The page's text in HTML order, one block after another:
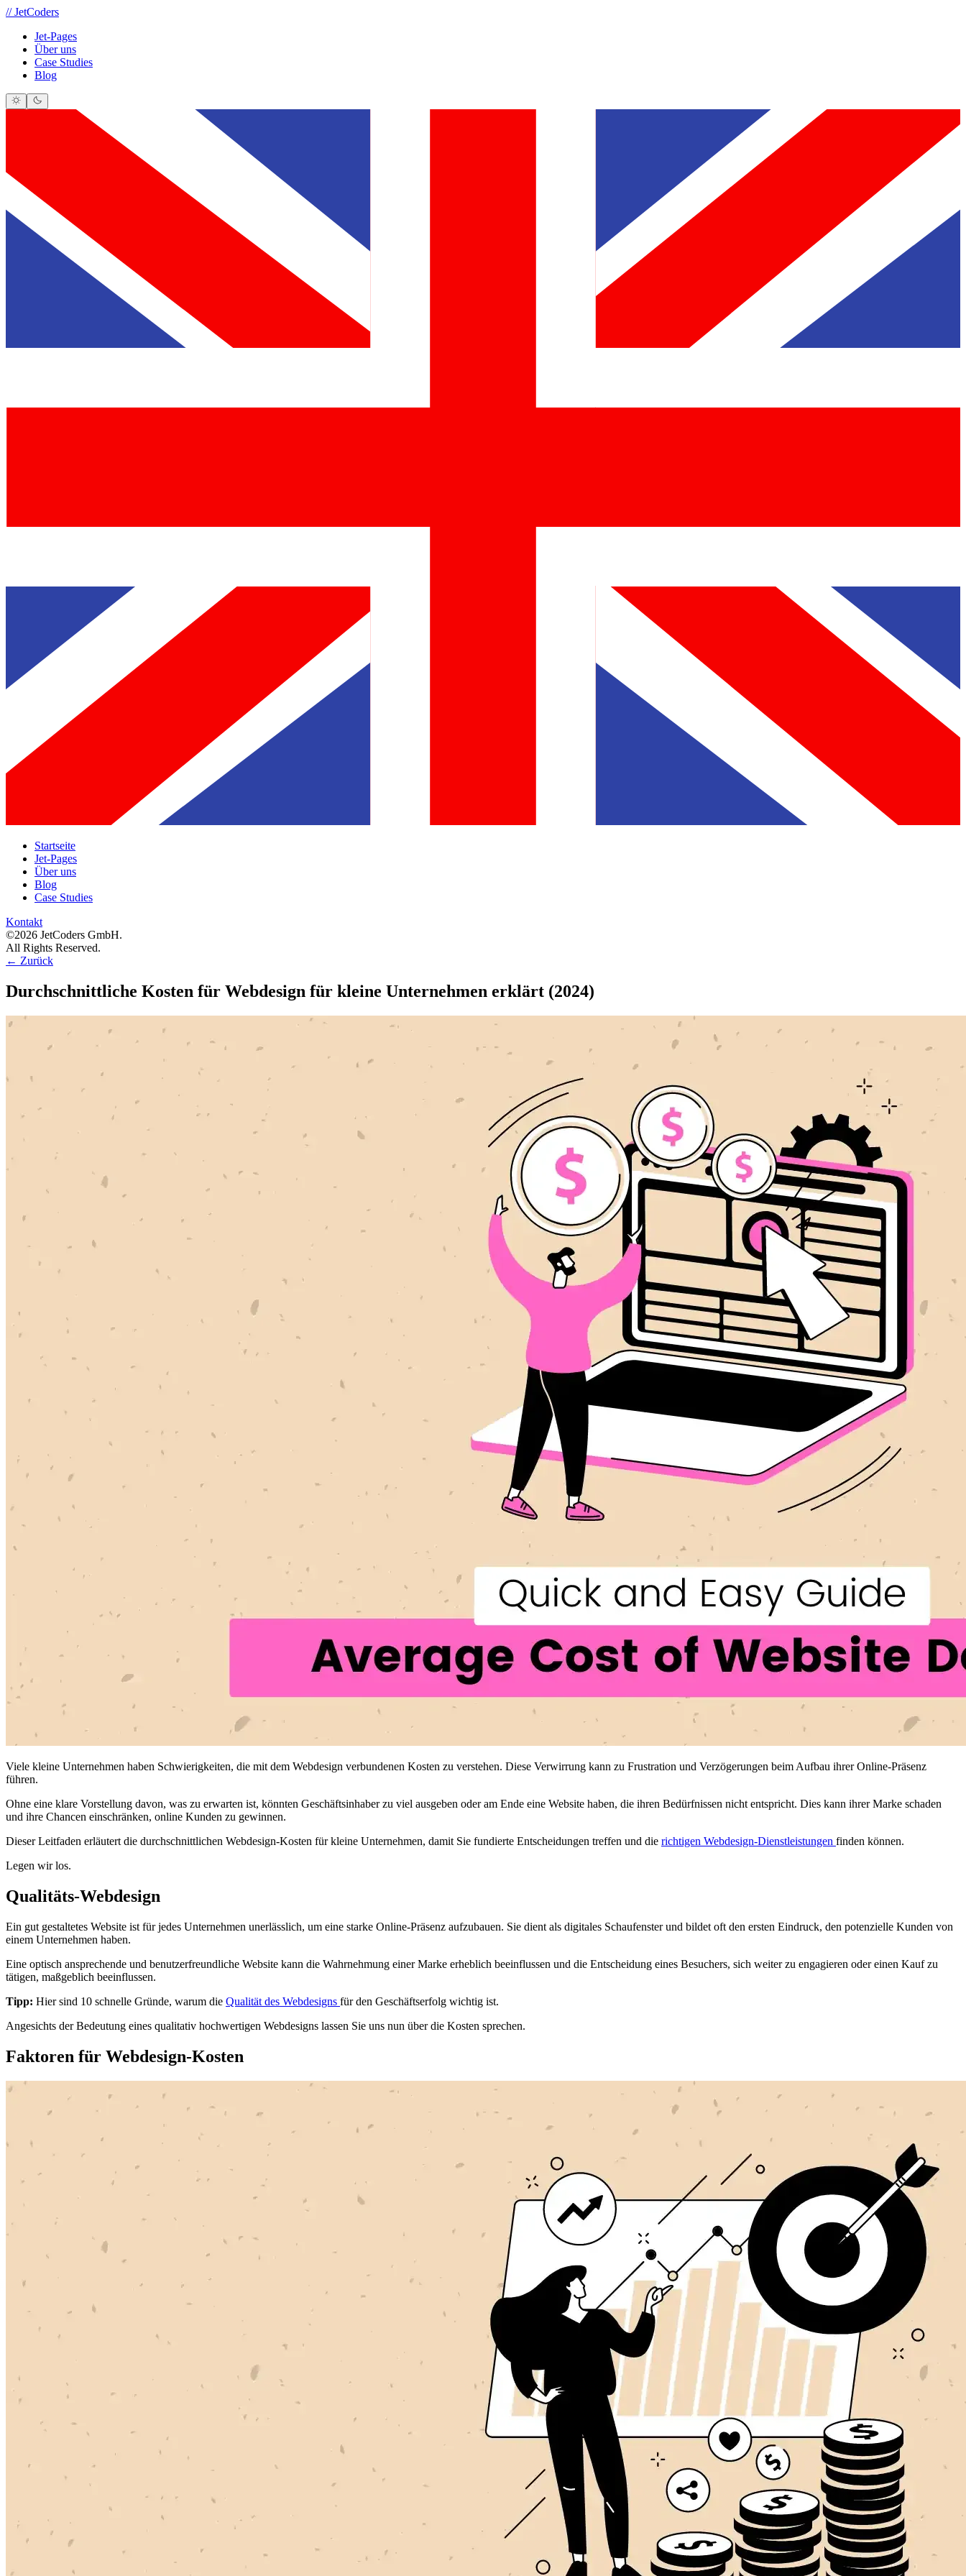
// JetCoders
Jet-Pages
Über uns
Case Studies
Blog
Startseite
Jet-Pages
Über uns
Blog
Case Studies
Kontakt
©2026 JetCoders GmbH.
All Rights Reserved.
← Zurück
Durchschnittliche Kosten für Webdesign für kleine Unternehmen erklärt (2024)
Viele kleine Unternehmen haben Schwierigkeiten, die mit dem Webdesign verbundenen Kosten zu verstehen. Diese Verwirrung kann zu Frustration und Verzögerungen beim Aufbau ihrer Online-Präsenz
führen.
Ohne eine klare Vorstellung davon, was zu erwarten ist, könnten Geschäftsinhaber zu viel ausgeben oder am Ende eine Website haben, die ihren Bedürfnissen nicht entspricht. Dies kann ihrer Marke schaden
und ihre Chancen einschränken, online Kunden zu gewinnen.
Dieser Leitfaden erläutert die durchschnittlichen Webdesign-Kosten für kleine Unternehmen, damit Sie fundierte Entscheidungen treffen und die richtigen Webdesign-Dienstleistungen finden können.
Legen wir los.
Qualitäts-Webdesign
Ein gut gestaltetes Website ist für jedes Unternehmen unerlässlich, um eine starke Online-Präsenz aufzubauen. Sie dient als digitales Schaufenster und bildet oft den ersten Eindruck, den potenzielle Kunden von
einem Unternehmen haben.
Eine optisch ansprechende und benutzerfreundliche Website kann die Wahrnehmung einer Marke erheblich beeinflussen und die Entscheidung eines Besuchers, sich weiter zu engagieren oder einen Kauf zu
tätigen, maßgeblich beeinflussen.
Tipp: Hier sind 10 schnelle Gründe, warum die Qualität des Webdesigns für den Geschäftserfolg wichtig ist.
Angesichts der Bedeutung eines qualitativ hochwertigen Webdesigns lassen Sie uns nun über die Kosten sprechen.
Faktoren für Webdesign-Kosten